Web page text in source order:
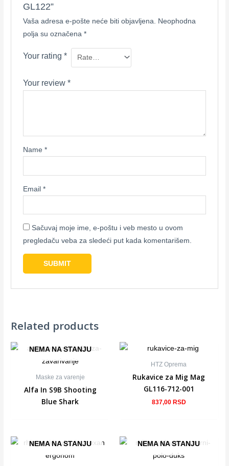
GL122”
Vaša adresa e-pošte neće biti objavljena.
Neophodna
polja su označena *
Your rating *
Your review *
Name *
Email *
Sačuvaj moje ime, e-poštu i veb mesto u ovom
pregledaču veba za sledeći put kada komentarišem.
Related products
NEMA NA STANJU
Maske za varenje
Alfa In S9B Shooting
Blue Shark
HTZ Oprema
Rukavice za Mig Mag
GL116-712-001
837,00 RSD
NEMA NA STANJU NEMA NA STANJU